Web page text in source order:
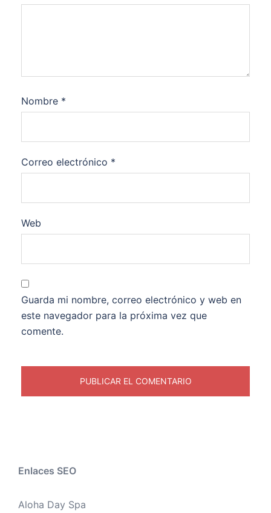
Nombre *
Correo electrónico *
Web
Guarda mi nombre, correo electrónico y web en
este navegador para la próxima vez que
comente.
Enlaces SEO
Aloha Day Spa